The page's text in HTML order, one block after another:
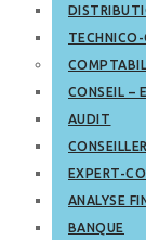
CONSEIL –
AUDIT
EXPERT-
ANALYSE
BANQUE